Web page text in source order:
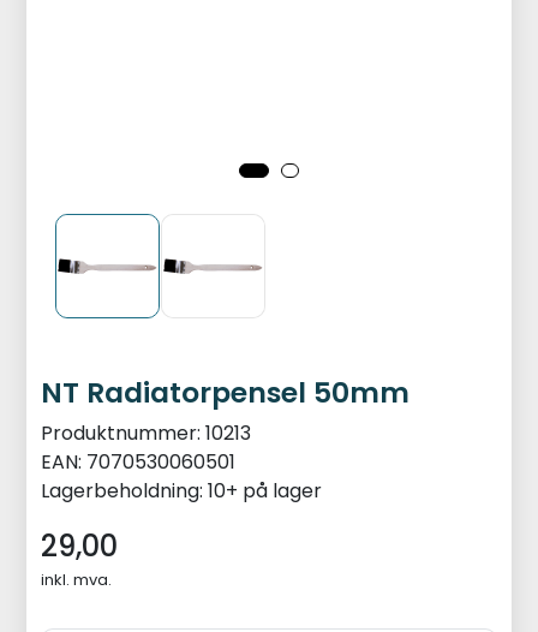
NT Radiatorpensel 50mm
Produktnummer: 10213
EAN: 7070530060501
Lagerbeholdning: 10+ på lager
29,00
inkl. mva.